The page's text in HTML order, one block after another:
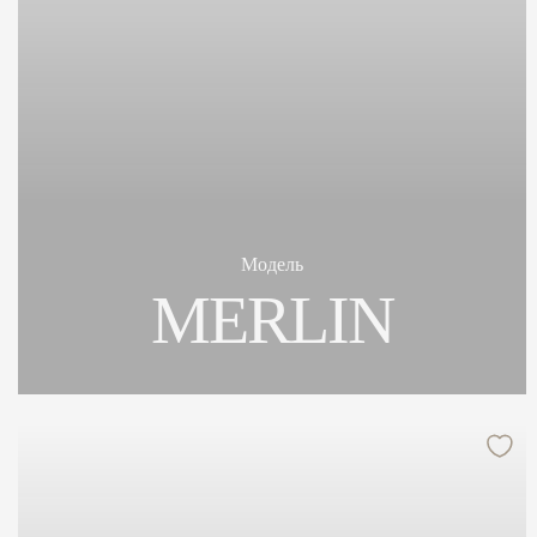
Модель
MERLIN